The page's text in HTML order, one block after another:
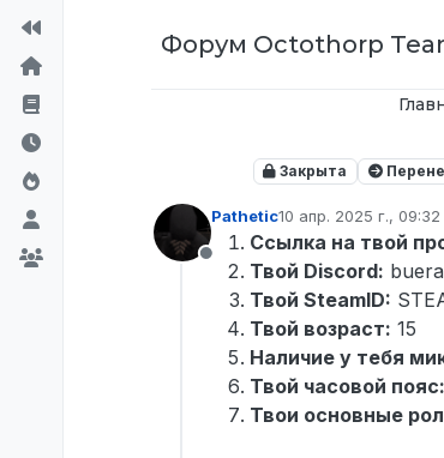
Форум Octothorp
Закрыта
Не в сети
Pathetic10 апр. 2025 г., 09:32
отредактировано
Ссылка на твой
Твой Discord:
Твой SteamID:
Твой возраст: 15
Наличие у тебя
Твой часовой пояс:
Твои основные